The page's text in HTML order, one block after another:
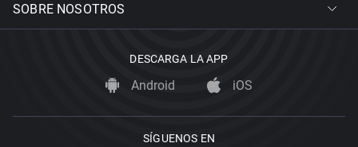
SOBRE NOSOTROS
DESCARGA LA APP
Android iOS
SÍGUENOS EN